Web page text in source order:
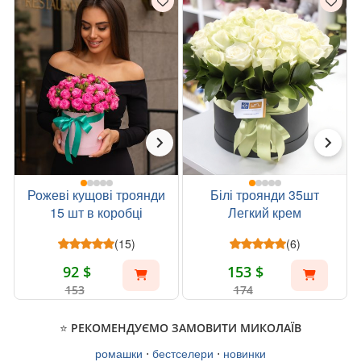
Рожеві кущові троянди
15 шт в коробці
(15)
92 $
153
Білі троянди 35шт
Легкий крем
(6)
153 $
174
⭐ РЕКОМЕНДУЄМО ЗАМОВИТИ МИКОЛАЇВ
ромашки ⋅ бестселери ⋅ новинки